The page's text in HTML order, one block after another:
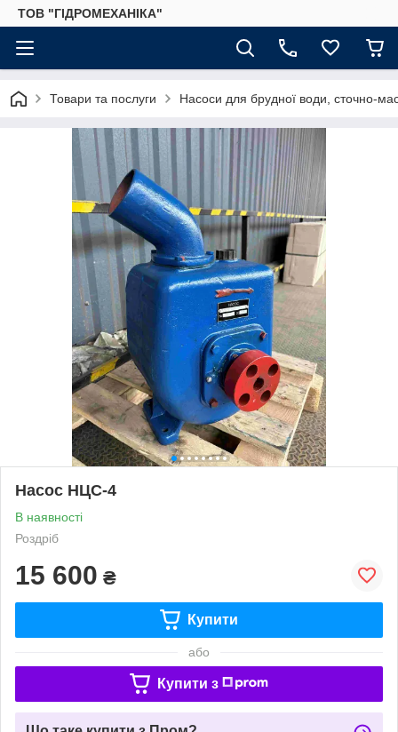
ТОВ "ГІДРОМЕХАНІКА"
Товари та послуги Насоси для брудної води,
Насос НЦС-4
В наявності
Роздріб
15 600 ₴
Купити
або
Купити з